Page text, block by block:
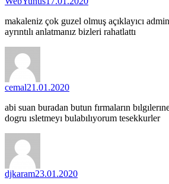
makaleniz çok guzel olmuş açıklayıcı
ayrıntılı anlatmanız bizleri rahatlattı
cemal21.01.2020
abi suan buradan butun fırmaların
dogru ısletmeyı bulabılıyorum tesekkurler
djkaram23.01.2020